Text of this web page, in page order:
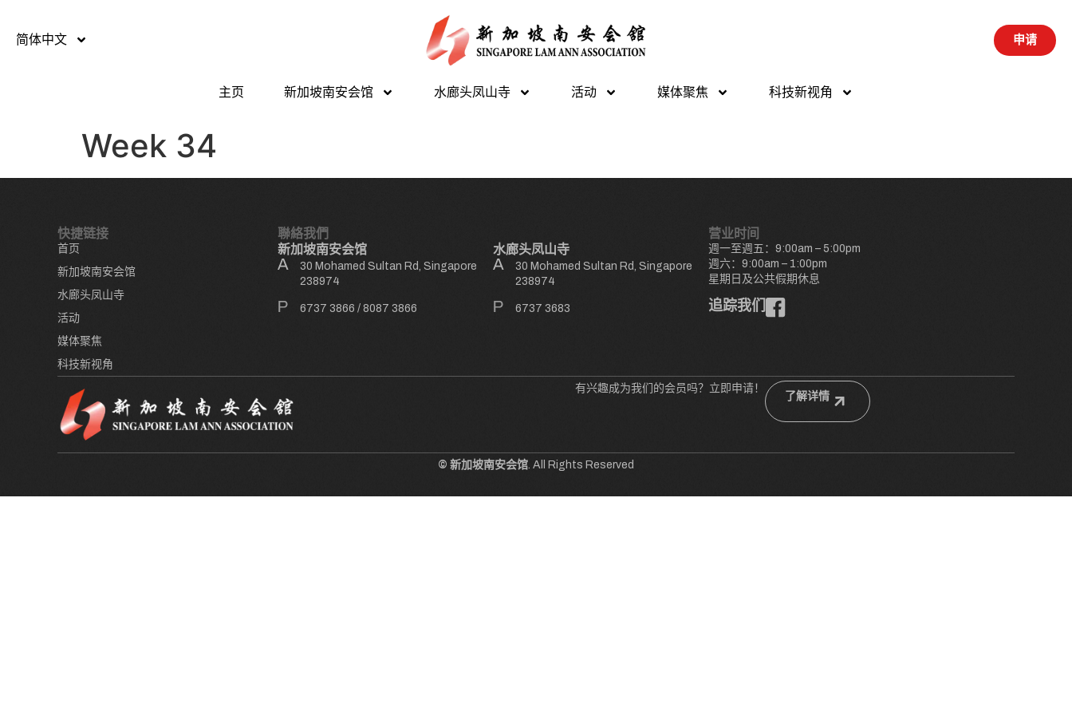
简体中文 申请
主页 新加坡南安会馆 水廊头凤山寺 活动 媒体聚焦 科技新视角
Week 34
快捷链接
首页
新加坡南安会馆
水廊头凤山寺
活动
媒体聚焦
科技新视角
聯絡我們
新加坡南安会馆
30 Mohamed Sultan Rd, Singapore
238974
6737 3866 / 8087 3866
水廊头凤山寺
30 Mohamed Sultan Rd, Singapore
238974
6737 3683
营业时间
週一至週五：9:00am – 5:00pm
週六：9:00am – 1:00pm
星期日及公共假期休息
追踪我们
有兴趣成为我们的会员吗？立即申请！
了解详情
© 新加坡南安会馆. All Rights Reserved